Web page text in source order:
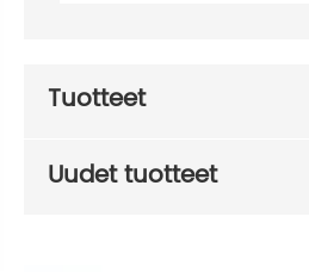
Tuotteet
Uudet tuotteet